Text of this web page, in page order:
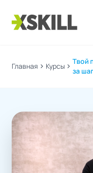
Главная chevron_right Курсы chevron_right
Твой
за